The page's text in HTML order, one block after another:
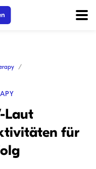
Laut
für